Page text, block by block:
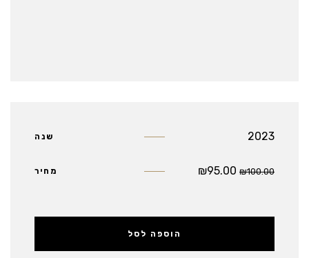
שנה 2023
מחיר ₪100.00
₪95.00
הוספה לסל